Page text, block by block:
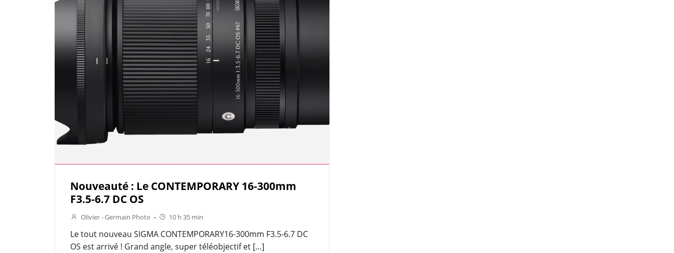
Nouveauté : Le CONTEMPORARY 16-300mm
F3.5-6.7 DC OS
Olivier - Germain Photo - 10 h 35 min
Le tout nouveau SIGMA CONTEMPORARY16-300mm F3.5-6.7 DC
OS est arrivé ! Grand angle, super téléobjectif et […]